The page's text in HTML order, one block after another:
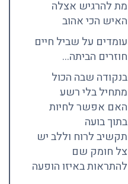
מת להרגיש אצלה
האיש הכי אהוב
עומדים על שביל חיים
חוזרים הביתה…
בנקודה שבה הכול
מתחיל בלי רשע
האם אפשר לחיות
בתוך בועה
תקשיב לרוח וללב יש
צל חומק שם
להתראות באיזו הופעה